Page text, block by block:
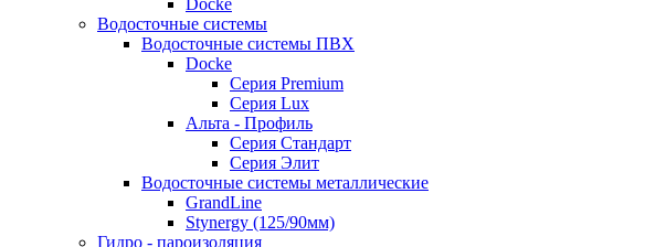
Docke
Водосточные системы
Водосточные системы ПВХ
Docke
Серия Premium
Серия Lux
Альта - Профиль
Серия Стандарт
Серия Элит
Водосточные системы металлические
GrandLine
Stynergy (125/90мм)
Гидро - пароизоляция